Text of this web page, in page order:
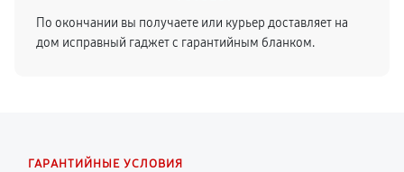
По окончании вы получаете или курьер доставляет на
дом исправный гаджет с гарантийным бланком.
ГАРАНТИЙНЫЕ УСЛОВИЯ